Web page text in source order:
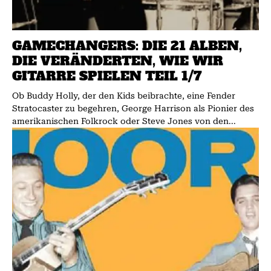
GAMECHANGERS: DIE 21 ALBEN,
DIE VERÄNDERTEN, WIE WIR
GITARRE SPIELEN TEIL 1/7
Ob Buddy Holly, der den Kids beibrachte, eine Fender
Stratocaster zu begehren, George Harrison als Pionier des
amerikanischen Folkrock oder Steve Jones von den...